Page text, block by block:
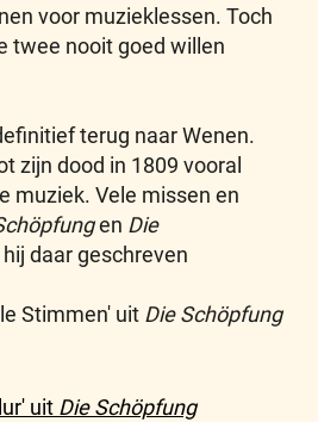
voor muzieklessen. Toch
twee nooit goed willen
terug naar Wenen.
zijn dood in 1809 vooral
muziek. Vele missen en
en Die
daar geschreven
Stimmen' uit Die Schöpfung
uit Die Schöpfung